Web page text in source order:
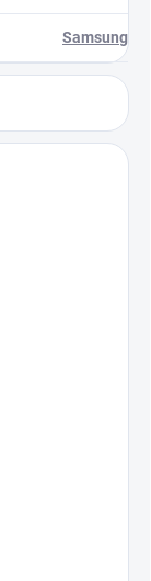
Samsung